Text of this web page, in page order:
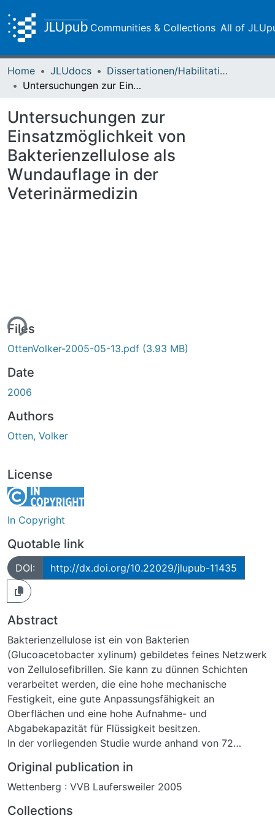
Communities & Collections All of
Home JLUdocs
Dissertationen/Habilitationen
Untersuchungen zur Einsatzmöglichkeit von Bakterienzellulose als Wundauflage in der Veterinärmedizin
Untersuchungen zur
Einsatzmöglichkeit von
Bakterienzellulose als
Wundauflage in der
Veterinärmedizin
Files
OttenVolker-2005-05-13.pdf (3.93 MB)
Date
2006
Authors
Otten, Volker
License
In Copyright
Quotable link
DOI: http://dx.doi.org/10.22029/jlupub-11435
Abstract
Bakterienzellulose ist ein von Bakterien
(Glucoacetobacter xylinum) gebildetes feines Netzwerk
von Zellulosefibrillen. Sie kann zu dünnen Schichten
verarbeitet werden, die eine hohe mechanische
Festigkeit, eine gute Anpassungsfähigkeit an
Oberflächen und eine hohe Aufnahme- und
Abgabekapazität für Flüssigkeit besitzen.
In der vorliegenden Studie wurde anhand von 72
Bakterienzellulose zur Behandlung sekundär heilender
Wunden im Bereich der distalen Gliedmaßen des
zur feuchten Wundbehandlung und einer bakteriziden
Original publication in
Wettenberg : VVB Laufersweiler 2005
Collections